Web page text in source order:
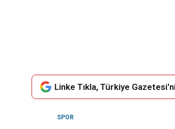
Linke Tıkla, Türkiye
SPOR